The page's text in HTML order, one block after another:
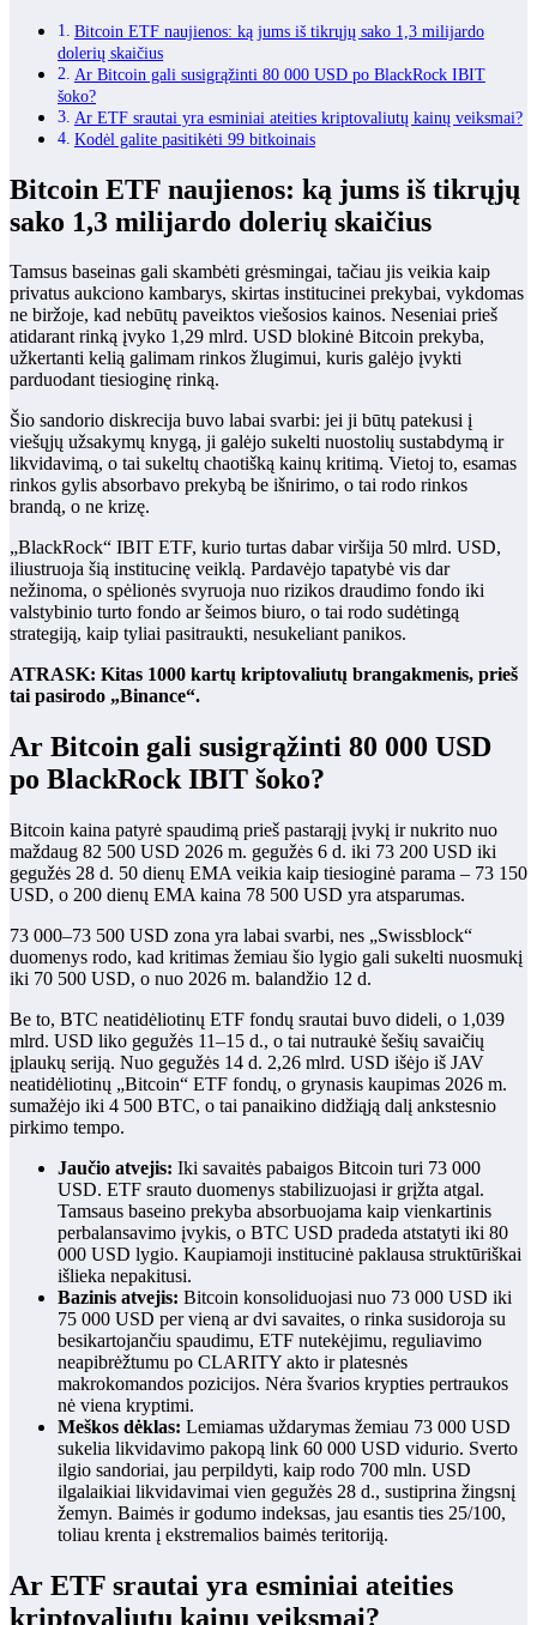
Bitcoin ETF naujienos: ką jums iš tikrųjų sako 1,3 milijardo
dolerių skaičius
Ar Bitcoin gali susigrąžinti 80 000 USD po BlackRock IBIT
šoko?
Ar ETF srautai yra esminiai ateities kriptovaliutų kainų veiksmai?
Kodėl galite pasitikėti 99 bitkoinais
Bitcoin ETF naujienos: ką jums iš tikrųjų
sako 1,3 milijardo dolerių skaičius
Tamsus baseinas gali skambėti grėsmingai, tačiau jis veikia kaip
privatus aukciono kambarys, skirtas institucinei prekybai, vykdomas
ne biržoje, kad nebūtų paveiktos viešosios kainos. Neseniai prieš
atidarant rinką įvyko 1,29 mlrd. USD blokinė Bitcoin prekyba,
užkertanti kelią galimam rinkos žlugimui, kuris galėjo įvykti
parduodant tiesioginę rinką.
Šio sandorio diskrecija buvo labai svarbi: jei ji būtų patekusi į
viešųjų užsakymų knygą, ji galėjo sukelti nuostolių sustabdymą ir
likvidavimą, o tai sukeltų chaotišką kainų kritimą. Vietoj to, esamas
rinkos gylis absorbavo prekybą be išnirimo, o tai rodo rinkos
brandą, o ne krizę.
„BlackRock“ IBIT ETF, kurio turtas dabar viršija 50 mlrd. USD,
iliustruoja šią institucinę veiklą. Pardavėjo tapatybė vis dar
nežinoma, o spėlionės svyruoja nuo rizikos draudimo fondo iki
valstybinio turto fondo ar šeimos biuro, o tai rodo sudėtingą
strategiją, kaip tyliai pasitraukti, nesukeliant panikos.
ATRASK: Kitas 1000 kartų kriptovaliutų brangakmenis, prieš
tai pasirodo „Binance“.
Ar Bitcoin gali susigrąžinti 80 000 USD
po BlackRock IBIT šoko?
Bitcoin kaina patyrė spaudimą prieš pastarąjį įvykį ir nukrito nuo
maždaug 82 500 USD 2026 m. gegužės 6 d. iki 73 200 USD iki
gegužės 28 d. 50 dienų EMA veikia kaip tiesioginė parama – 73 150
USD, o 200 dienų EMA kaina 78 500 USD yra atsparumas.
73 000–73 500 USD zona yra labai svarbi, nes „Swissblock“
duomenys rodo, kad kritimas žemiau šio lygio gali sukelti nuosmukį
iki 70 500 USD, o nuo 2026 m. balandžio 12 d.
Be to, BTC neatidėliotinų ETF fondų srautai buvo dideli, o 1,039
mlrd. USD liko gegužės 11–15 d., o tai nutraukė šešių savaičių
įplaukų seriją. Nuo gegužės 14 d. 2,26 mlrd. USD išėjo iš JAV
neatidėliotinų „Bitcoin“ ETF fondų, o grynasis kaupimas 2026 m.
sumažėjo iki 4 500 BTC, o tai panaikino didžiąją dalį ankstesnio
pirkimo tempo.
Jaučio atvejis: Iki savaitės pabaigos Bitcoin turi 73 000
USD. ETF srauto duomenys stabilizuojasi ir grįžta atgal.
Tamsaus baseino prekyba absorbuojama kaip vienkartinis
perbalansavimo įvykis, o BTC USD pradeda atstatyti iki 80
000 USD lygio. Kaupiamoji institucinė paklausa struktūriškai
išlieka nepakitusi.
Bazinis atvejis: Bitcoin konsoliduojasi nuo 73 000 USD iki
75 000 USD per vieną ar dvi savaites, o rinka susidoroja su
besikartojančiu spaudimu, ETF nutekėjimu, reguliavimo
neapibrėžtumu po CLARITY akto ir platesnės
makrokomandos pozicijos. Nėra švarios krypties pertraukos
nė viena kryptimi.
Meškos dėklas: Lemiamas uždarymas žemiau 73 000 USD
sukelia likvidavimo pakopą link 60 000 USD vidurio. Sverto
ilgio sandoriai, jau perpildyti, kaip rodo 700 mln. USD
ilgalaikiai likvidavimai vien gegužės 28 d., sustiprina žingsnį
žemyn. Baimės ir godumo indeksas, jau esantis ties 25/100,
toliau krenta į ekstremalios baimės teritoriją.
Ar ETF srautai yra esminiai ateities
kriptovaliutų kainų veiksmai?